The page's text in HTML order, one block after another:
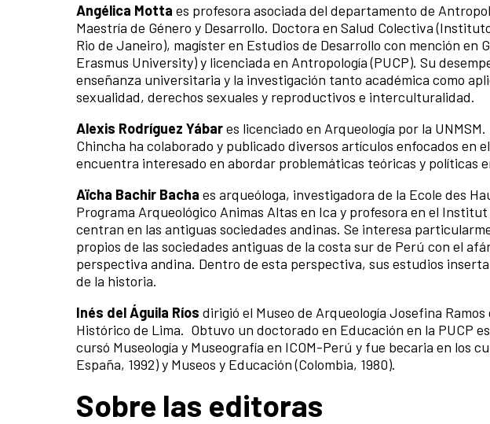
Angélica Motta es profesora asociada del departamento de
Maestría de Género y Desarrollo. Doctora en Salud Colectiva
Rio de Janeiro), magíster en Estudios de Desarrollo con mención en
Erasmus University) y licenciada en Antropología (PUCP). Su
enseñanza universitaria y la investigación tanto académica como
sexualidad, derechos sexuales y reproductivos e interculturalidad.
Alexis Rodríguez Yábares licenciado en Arqueología por la
Chincha ha colaborado y publicado diversos artículos enfocados en
encuentra interesado en abordar problemáticas teóricas y políticas
Aïcha Bachir Bacha es arqueóloga, investigadora de la Ecole des
Programa Arqueológico Animas Altas en Ica y profesora en el
centran en las antiguas sociedades andinas. Se interesa
propios de las sociedades antiguas de la costa sur de Perú con el
perspectiva andina. Dentro de esta perspectiva, sus estudios
de la historia.
Inés del Águila Ríos dirigió el Museo de Arqueología Josefina
Histórico de Lima. Obtuvo un doctorado en Educación en la PUCP
cursó Museología y Museografía en ICOM-Perú y fue becaria en los
España, 1992) y Museos y Educación (Colombia, 1980).
Sobre las editoras